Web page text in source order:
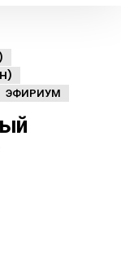
ЭФИРИУМ